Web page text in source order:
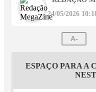
24/05/2026
A-
ESPAÇO PARA A